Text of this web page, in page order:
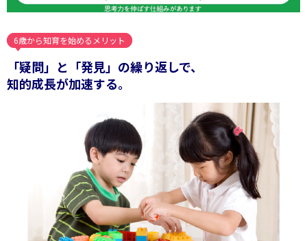
6歳から知育を始めるメリット
「疑問」と「発見」の繰り返しで、
知的成長が加速する。